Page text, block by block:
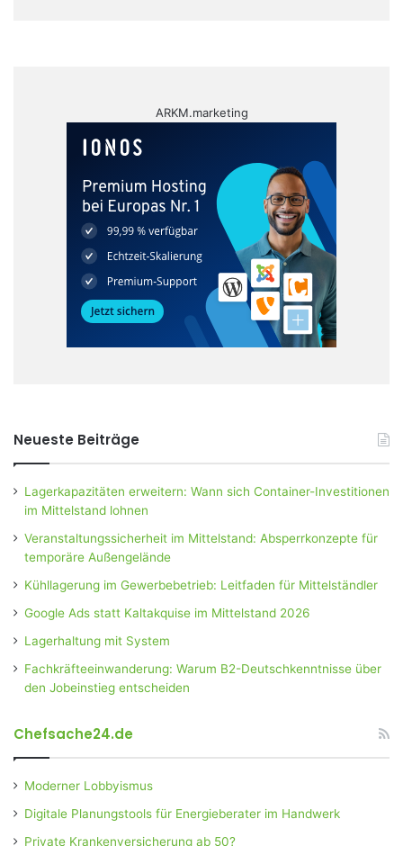
ARKM.marketing
Neueste Beiträge
Lagerkapazitäten erweitern: Wann sich Container-Investitionen
im Mittelstand lohnen
Veranstaltungssicherheit im Mittelstand: Absperrkonzepte für
temporäre Außengelände
Kühllagerung im Gewerbebetrieb: Leitfaden für Mittelständler
Google Ads statt Kaltakquise im Mittelstand 2026
Lagerhaltung mit System
Fachkräfteeinwanderung: Warum B2-Deutschkenntnisse über
den Jobeinstieg entscheiden
Chefsache24.de
Moderner Lobbyismus
Digitale Planungstools für Energieberater im Handwerk
Private Krankenversicherung ab 50?